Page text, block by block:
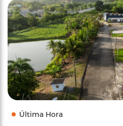
Última Hora